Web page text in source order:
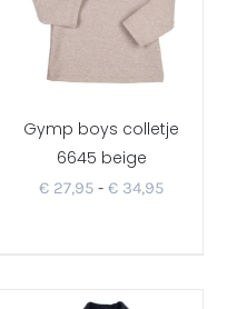
Gymp boys colletje
6645 beige
€ 27,95 - € 34,95